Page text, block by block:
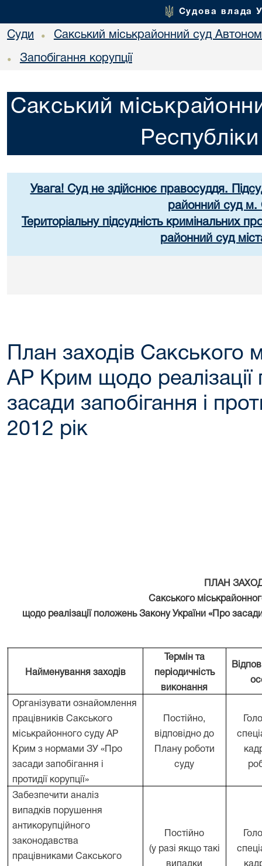
Судова влада
Суди • Сакський міськрайонний суд
• Запобігання корупції
Сакський
Увага! Суд не здійснює правосуддя.
районний суд м.
Територіальну підсудність кримінальних
районний суд
План заходів Сакського
АР Крим щодо
засади запобігання і
2012 рік
ПЛАН
Сакського
щодо реалізації положень Закону України «Про засади
Найменування заходів
Термін та
періодичність
виконання
Організувати ознайомлення
працівників Сакського
міськрайонного суду АР
Крим з нормами ЗУ «Про
засади запобігання і
протидії корупції»
Постійно,
відповідно до
Плану роботи
суду
Забезпечити аналіз
випадків порушення
антикорупційного
законодавства
працівниками Сакського
Постійно
(у разі якщо такі
випадки